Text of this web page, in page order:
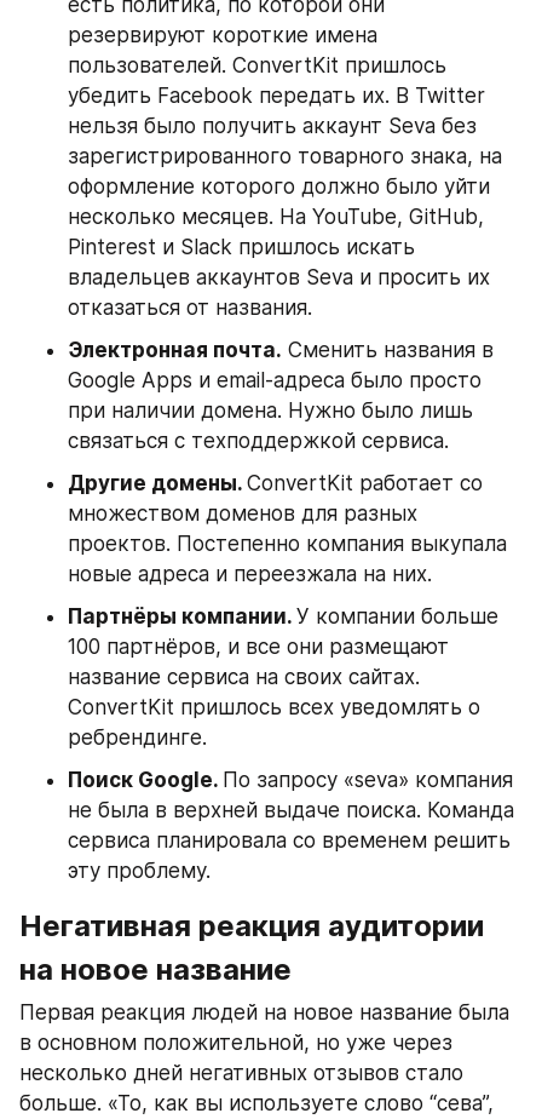
резервируют короткие имена
пользователей. ConvertKit пришлось
убедить Facebook передать их. В Twitter
нельзя было получить аккаунт Seva без
зарегистрированного товарного знака, на
оформление которого должно было уйти
несколько месяцев. На YouTube, GitHub,
Pinterest и Slack пришлось искать
владельцев аккаунтов Seva и просить их
отказаться от названия.
Электронная почта. Сменить названия в
Google Apps и email-адреса было просто
при наличии домена. Нужно было лишь
связаться с техподдержкой сервиса.
Другие домены. ConvertKit работает со
множеством доменов для разных
проектов. Постепенно компания выкупала
новые адреса и переезжала на них.
Партнёры компании. У компании больше
100 партнёров, и все они размещают
название сервиса на своих сайтах.
ConvertKit пришлось всех уведомлять о
ребрендинге.
Поиск Google. По запросу «seva» компания
не была в верхней выдаче поиска. Команда
сервиса планировала со временем решить
эту проблему.
Негативная реакция аудитории
на новое название
Первая реакция людей на новое название была
в основном положительной, но уже через
несколько дней негативных отзывов стало
больше. «То, как вы используете слово “сева”,